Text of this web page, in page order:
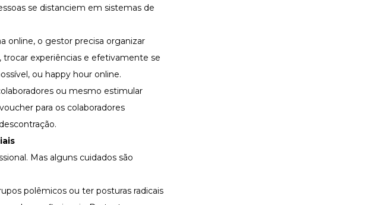
se distanciem em sistemas de
online, o gestor precisa organizar
trocar experiências e efetivamente se
ou happy hour online.
ou mesmo estimular
para os colaboradores
Mas alguns cuidados são
polêmicos ou ter posturas radicais